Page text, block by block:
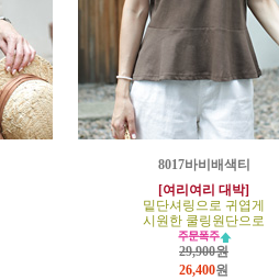
8017바비배색티
[여리여리 대박]
밑단셔링으로 귀엽게
시원한 쿨링원단으로
29,900원
26,400원